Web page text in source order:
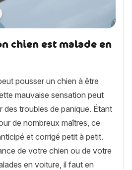
chien est malade en
pousser un chien à être
mauvaise sensation peut
des troubles de panique. Étant
de nombreux maîtres, ce
et corrigé petit à petit.
de votre chien ou de votre
en voiture, il faut en